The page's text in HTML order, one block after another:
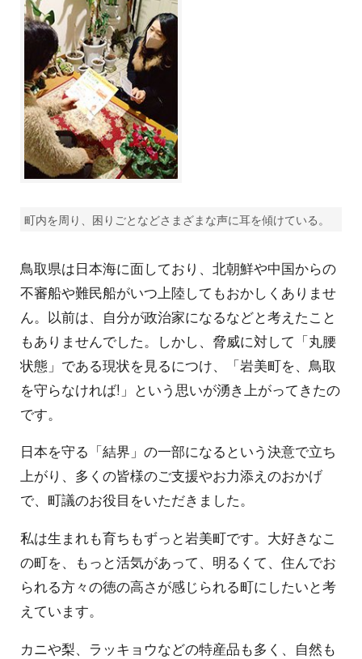
町内を周り、困りごとなどさまざまな声に耳を傾けている。
鳥取県は日本海に面しており、北朝鮮や中国からの
不審船や難民船がいつ上陸してもおかしくありませ
ん。以前は、自分が政治家になるなどと考えたこと
もありませんでした。しかし、脅威に対して「丸腰
状態」である現状を見るにつけ、「岩美町を、鳥取
を守らなければ!」という思いが湧き上がってきたの
です。
日本を守る「結界」の一部になるという決意で立ち
上がり、多くの皆様のご支援やお力添えのおかげ
で、町議のお役目をいただきました。
私は生まれも育ちもずっと岩美町です。大好きなこ
の町を、もっと活気があって、明るくて、住んでお
られる方々の徳の高さが感じられる町にしたいと考
えています。
カニや梨、ラッキョウなどの特産品も多く、自然も